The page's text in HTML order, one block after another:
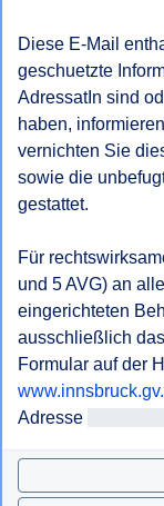
Diese E-Mail
geschuetzte
AdressatIn sind
haben,
vernichten Sie
sowie die
gestattet.
Für
und 5 AVG) an
eingerichteten
ausschließlich
Formular auf der
Adresse